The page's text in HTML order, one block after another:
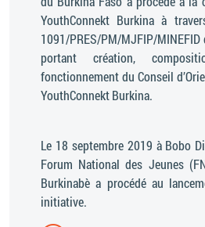
YouthConnekt Burkina à
1091/PRES/PM/MJFIP/
portant création,
fonctionnement du Conseil
YouthConnekt Burkina.
Le 18 septembre 2019 à Bobo
Forum National des Jeunes
Burkinabè a procédé au
initiative.